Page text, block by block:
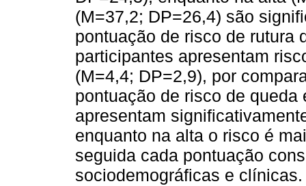
(M=37,2; DP=26,4) são
pontuação de risco de rutura
participantes apresentam
(M=4,4; DP=2,9), por
pontuação de risco de
apresentam
enquanto na alta o risco é
seguida cada pontuação
sociodemográficas e clínicas.